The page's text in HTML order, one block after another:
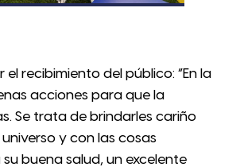
recibimiento del público: “En la
acciones para que la
Se trata de brindarles cariño
y con las cosas
buena salud, un excelente